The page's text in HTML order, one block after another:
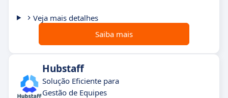
Veja mais detalhes
Saiba mais
Hubstaff
Solução Eficiente para
Gestão de Equipes